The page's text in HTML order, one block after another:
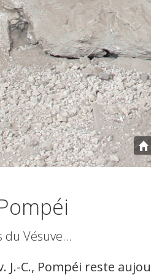
Pompéi
Visite de Pompéi
ajouter au panier
du Vésuve…
J.-C., Pompéi reste